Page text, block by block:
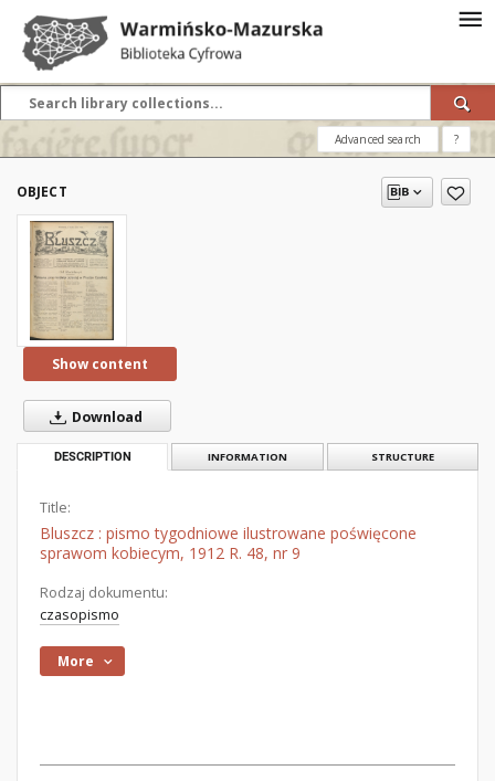
Advanced search ?
OBJECT
Show content
Download
DESCRIPTION INFORMATION STRUCTURE
Title:
Bluszcz : pismo tygodniowe ilustrowane poświęcone
sprawom kobiecym, 1912 R. 48, nr 9
Rodzaj dokumentu:
czasopismo
More